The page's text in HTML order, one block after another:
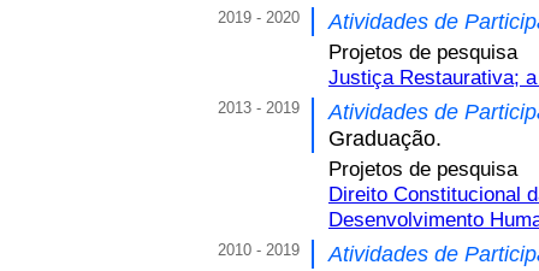
2019 - 2020 Atividades de
Projetos de pesquisa
Justiça Restaurativa;
2013 - 2019
Atividades de
Graduação.
Projetos de pesquisa
Direito Constitucional
Desenvolvimento
2010 - 2019 Atividades de